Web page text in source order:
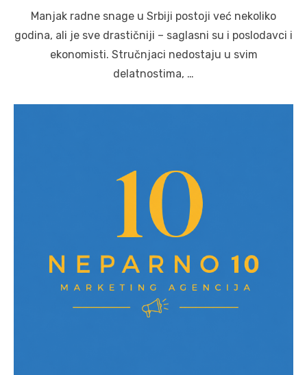
Manjak radne snage u Srbiji postoji već nekoliko
godina, ali je sve drastičniji – saglasni su i poslodavci i
ekonomisti. Stručnjaci nedostaju u svim
delatnostima, …